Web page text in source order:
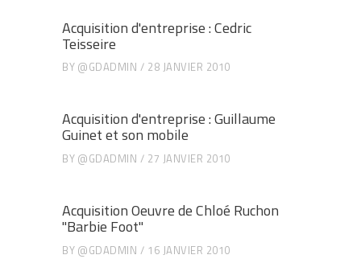
Acquisition d'entreprise : Cedric
Teisseire
BY @GDADMIN 28 JANVIER 2010
Acquisition d'entreprise : Guillaume
Guinet et son mobile
BY @GDADMIN 27 JANVIER 2010
Acquisition Oeuvre de Chloé Ruchon
"Barbie Foot"
BY @GDADMIN 16 JANVIER 2010